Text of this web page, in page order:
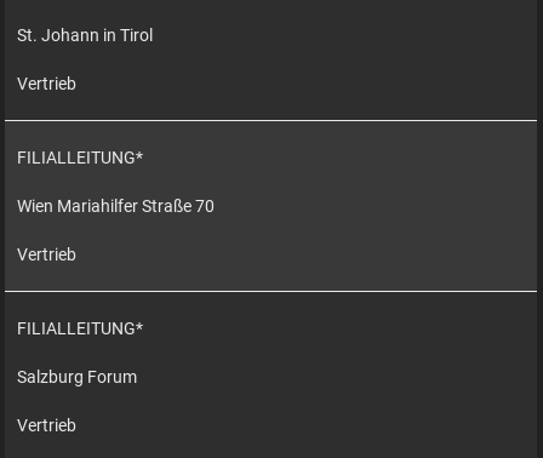
St. Johann in Tirol
Vertrieb
FILIALLEITUNG*
Wien Mariahilfer Straße 70
Vertrieb
FILIALLEITUNG*
Salzburg Forum
Vertrieb